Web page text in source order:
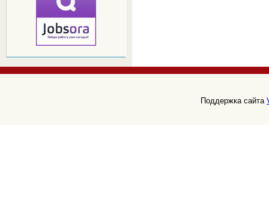
Поддержка сайта